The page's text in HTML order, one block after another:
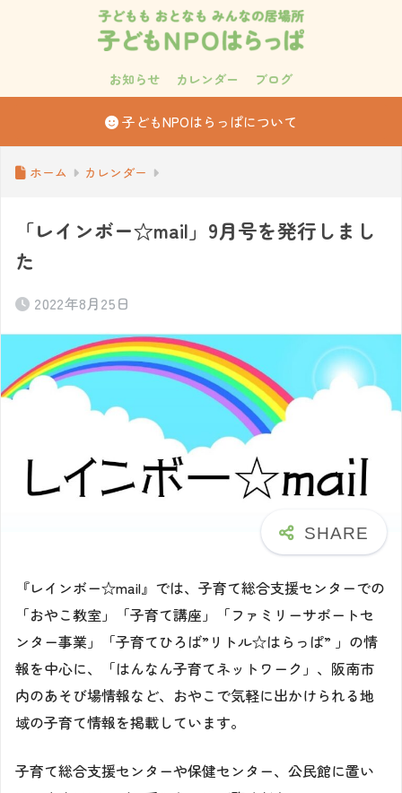
お知らせ カレンダー ブログ
子どもNPOはらっぱについて
ホーム カレンダー
「レインボー☆mail」9月号を発行しまし
た
2022年8月25日
『レインボー☆mail』では、子育て総合支援センターでの
「おやこ教室」「子育て講座」「ファミリーサポートセ
ンター事業」「子育てひろば”リトル☆はらっぱ” 」の情
報を中心に、「はんなん子育てネットワーク」、阪南市
内のあそび場情報など、おやこで気軽に出かけられる地
域の子育て情報を掲載しています。
子育て総合支援センターや保健センター、公民館に置い